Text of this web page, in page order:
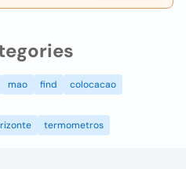
mao find
colocacao
termometros